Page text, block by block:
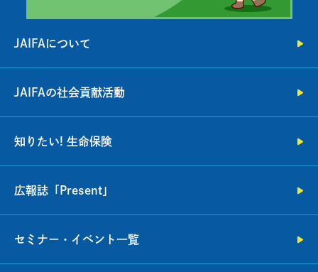
JAIFAについて
JAIFAの社会貢献活動
知りたい! 生命保険
広報誌「Present」
セミナー・イベント一覧